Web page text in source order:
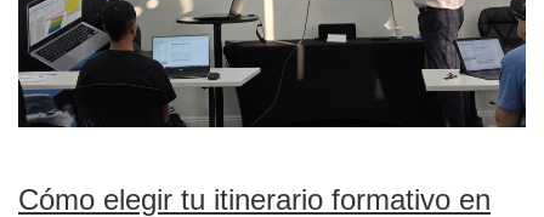
Cómo elegir tu itinerario formativo en